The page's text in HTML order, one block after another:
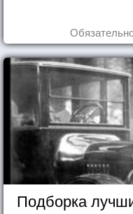
Подборка